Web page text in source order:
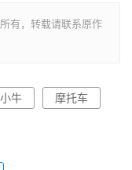
有，转载请联系原作
小牛
摩托车